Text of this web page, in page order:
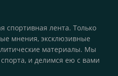
спортивная лента. Только
мнения, эксклюзивные
материалы. Мы
и делимся ею с вами